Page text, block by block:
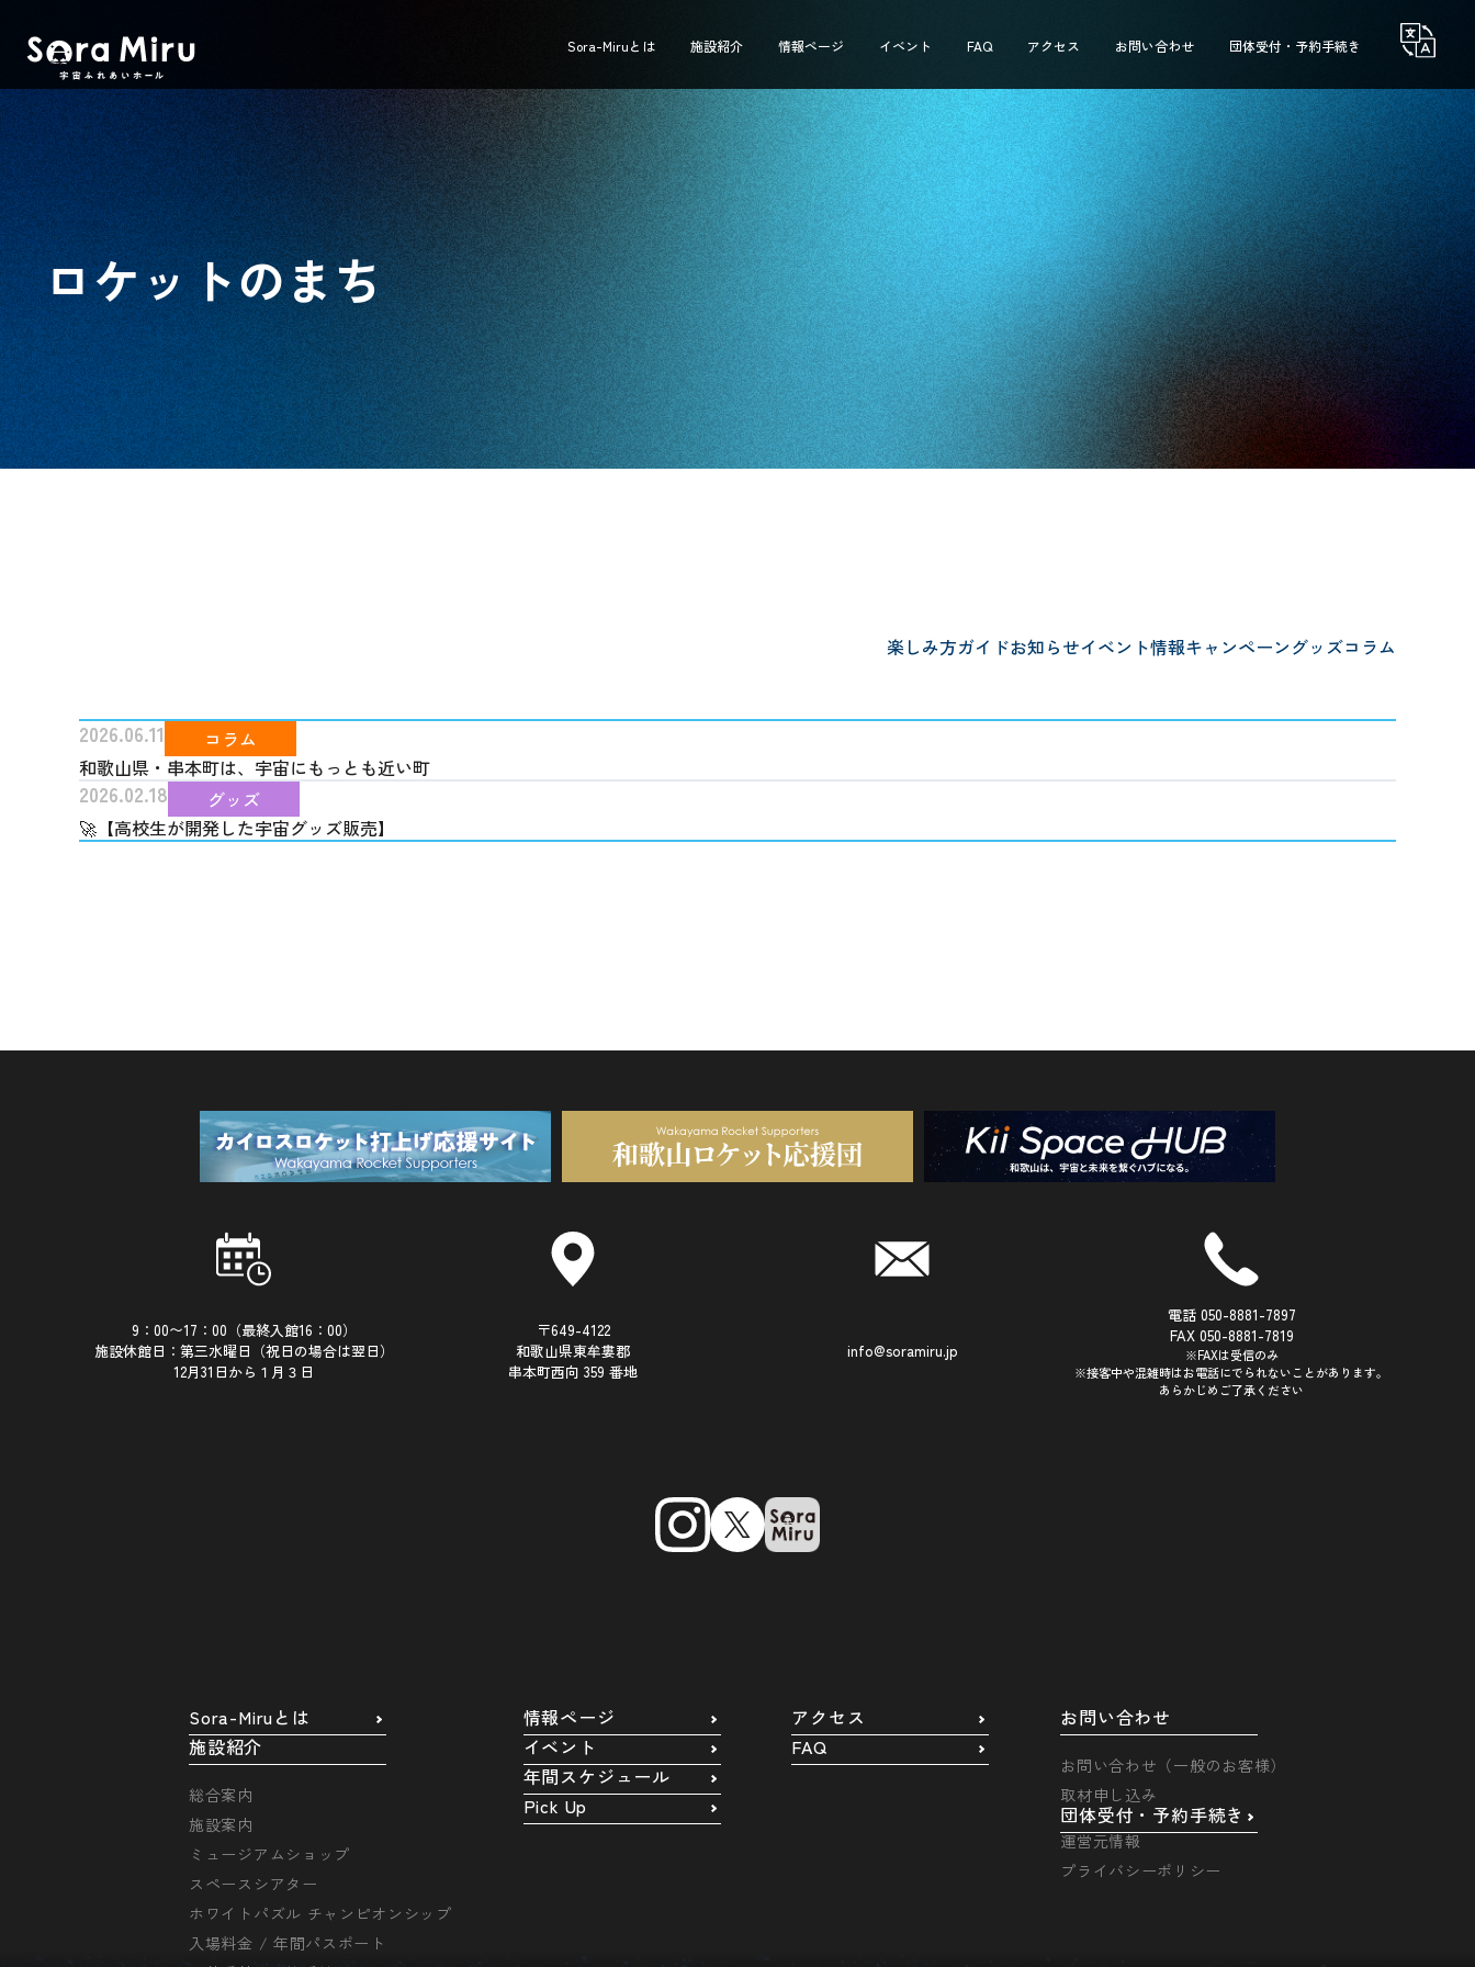
Sora-Miruとは 施設紹介 情報ページ イベント FAQ アクセス お問い合わせ 団体受付・予約手続き
ロケットのまち
楽しみ方ガイドお知らせイベント情報キャンペーングッズコラム
2026.06.11
コラム
和歌山県・串本町は、宇宙にもっとも近い町
2026.02.18
グッズ
🚀【高校生が開発した宇宙グッズ販売】
9：00〜17：00（最終入館16：00）
施設休館日：第三水曜日（祝日の場合は翌日）
12月31日から１月３日
〒649-4122
和歌山県東牟婁郡
串本町西向 359 番地
info@soramiru.jp
電話 050-8881-7897
FAX 050-8881-7819
※FAXは受信のみ
※接客中や混雑時はお電話にでられないことがあります。
あらかじめご了承ください
Sora-Miruとは
施設紹介
総合案内
施設案内
ミュージアムショップ
スペースシアター
ホワイトパズル チャンピオンシップ
入場料金 / 年間パスポート
情報ページ
イベント
年間スケジュール
Pick Up
アクセス
FAQ
お問い合わせ
お問い合わせ（一般のお客様）
取材申し込み
団体受付・予約手続き
運営元情報
プライバシーポリシー